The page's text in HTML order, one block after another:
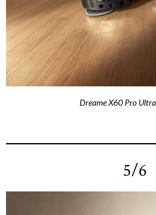
Dreame X60 Pro
5/6